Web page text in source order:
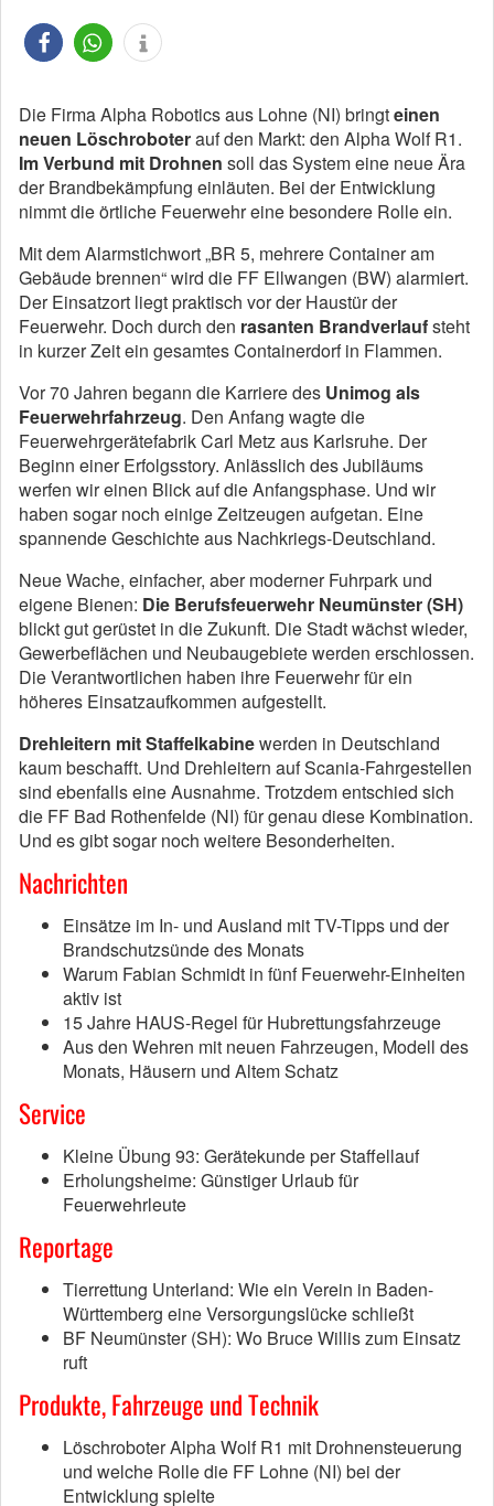
Die Firma Alpha Robotics aus Lohne (NI) bringteinen
neuen Löschroboterauf den Markt: den Alpha Wolf R1.
Im Verbund mit Drohnen soll das System eine neue Ära
der Brandbekämpfung einläuten. Bei der Entwicklung
nimmt die örtliche Feuerwehr eine besondere Rolle ein.
Mit dem Alarmstichwort „BR 5, mehrere Container am
Gebäude brennen“ wird die FF Ellwangen (BW) alarmiert.
Der Einsatzort liegt praktisch vor der Haustür der
Feuerwehr. Doch durch den rasanten Brandverlaufsteht
in kurzer Zeit ein gesamtes Containerdorf in Flammen.
Vor 70 Jahren begann die Karriere des Unimog als
Feuerwehrfahrzeug. Den Anfang wagte die
Feuerwehrgerätefabrik Carl Metz aus Karlsruhe. Der
Beginn einer Erfolgsstory. Anlässlich des Jubiläums
werfen wir einen Blick auf die Anfangsphase. Und wir
haben sogar noch einige Zeitzeugen aufgetan. Eine
spannende Geschichte aus Nachkriegs-Deutschland.
Neue Wache, einfacher, aber moderner Fuhrpark und
eigene Bienen: Die Berufsfeuerwehr Neumünster (SH)
blickt gut gerüstet in die Zukunft. Die Stadt wächst wieder,
Gewerbeflächen und Neubaugebiete werden erschlossen.
Die Verantwortlichen haben ihre Feuerwehr für ein
höheres Einsatzaufkommen aufgestellt.
Drehleitern mit Staffelkabinewerden in Deutschland
kaum beschafft. Und Drehleitern auf Scania-Fahrgestellen
sind ebenfalls eine Ausnahme. Trotzdem entschied sich
die FF Bad Rothenfelde (NI) für genau diese Kombination.
Und es gibt sogar noch weitere Besonderheiten.
Nachrichten
Einsätze im In- und Ausland mit TV-Tipps und der
Brandschutzsünde des Monats
Warum Fabian Schmidt in fünf Feuerwehr-Einheiten
aktiv ist
15 Jahre HAUS-Regel für Hubrettungsfahrzeuge
Aus den Wehren mit neuen Fahrzeugen, Modell des
Monats, Häusern und Altem Schatz
Service
Kleine Übung 93: Gerätekunde per Staffellauf
Erholungsheime: Günstiger Urlaub für
Feuerwehrleute
Reportage
Tierrettung Unterland: Wie ein Verein in Baden-
Württemberg eine Versorgungslücke schließt
BF Neumünster (SH): Wo Bruce Willis zum Einsatz
ruft
Produkte, Fahrzeuge und Technik
Löschroboter Alpha Wolf R1 mit Drohnensteuerung
und welche Rolle die FF Lohne (NI) bei der
Entwicklung spielte